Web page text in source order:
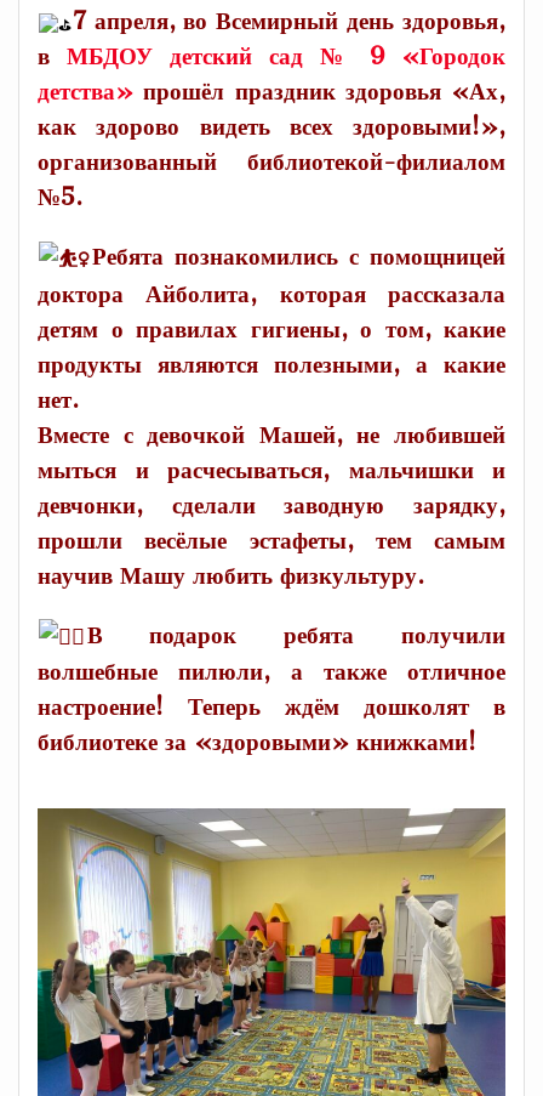
7 апреля, во Всемирный день здоровья,
в МБДОУ детский сад № 9 «Городок
детства» прошёл праздник здоровья «Ах,
как здорово видеть всех здоровыми!»,
организованный библиотекой-филиалом
№5.
Ребята познакомились с помощницей
доктора Айболита, которая рассказала
детям о правилах гигиены, о том, какие
продукты являются полезными, а какие
нет.
Вместе с девочкой Машей, не любившей
мыться и расчесываться, мальчишки и
девчонки, сделали заводную зарядку,
прошли весёлые эстафеты, тем самым
научив Машу любить физкультуру.
В подарок ребята получили
волшебные пилюли, а также отличное
настроение! Теперь ждём дошколят в
библиотеке за «здоровыми» книжками!